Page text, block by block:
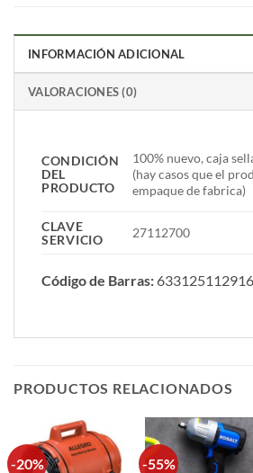
INFORMACIÓN ADICIONAL
VALORACIONES (0)
CONDICIÓN
DEL
PRODUCTO
100% nuevo, caja
(hay casos que el
empaque de fabrica)
CLAVE
SERVICIO
27112700
Código de Barras: 633125112916
PRODUCTOS RELACIONADOS
-20% -55%